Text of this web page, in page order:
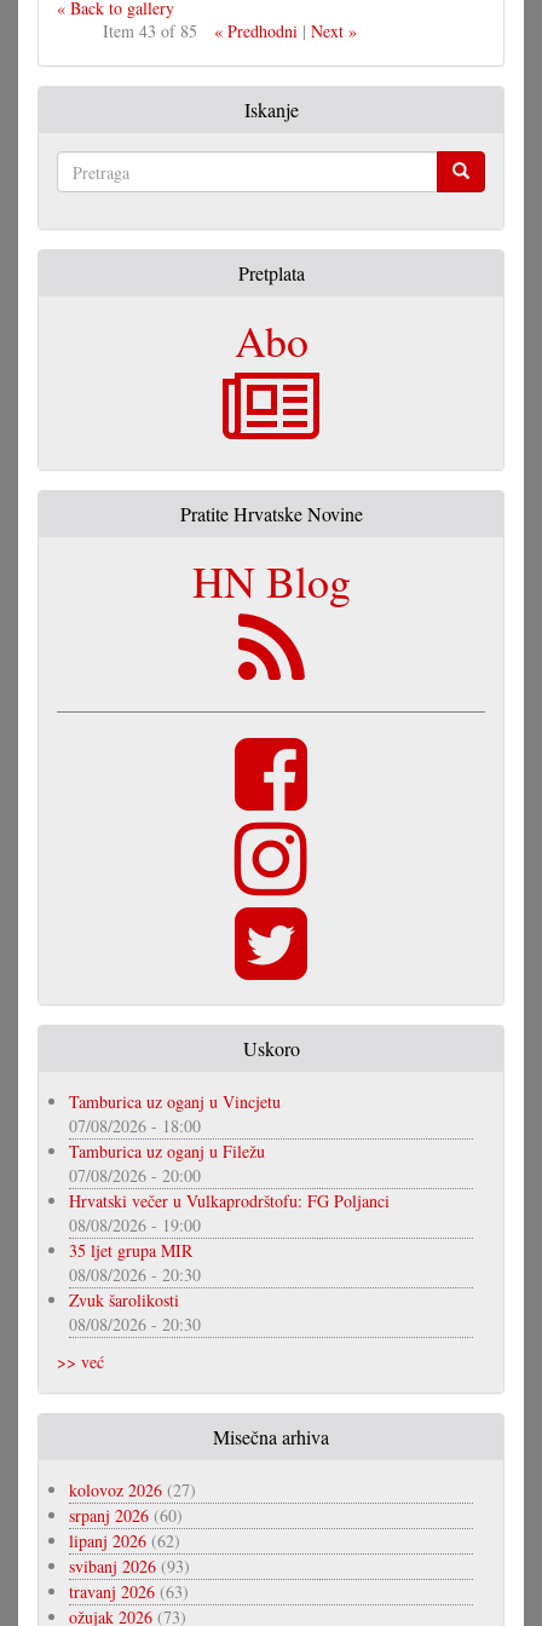
« Back to gallery
Item 43 of 85
« Predhodni| Next »
Iskanje
Pretplata
Abo
Pratite Hrvatske Novine
HN Blog
Uskoro
Tamburica uz oganj u Vincjetu
07/08/2026 - 18:00
Tamburica uz oganj u Filežu
07/08/2026 - 20:00
Hrvatski večer u Vulkaprodrštofu: FG Poljanci
08/08/2026 - 19:00
35 ljet grupa MIR
08/08/2026 - 20:30
Zvuk šarolikosti
08/08/2026 - 20:30
>> već
Misečna arhiva
kolovoz 2026 (27)
srpanj 2026 (60)
lipanj 2026 (62)
svibanj 2026 (93)
travanj 2026 (63)
ožujak 2026 (73)